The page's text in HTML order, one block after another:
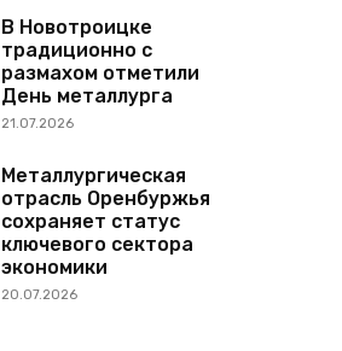
В Новотроицке
традиционно с
размахом отметили
День металлурга
21.07.2026
Металлургическая
отрасль Оренбуржья
сохраняет статус
ключевого сектора
экономики
20.07.2026